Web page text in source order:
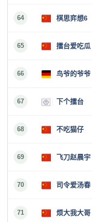
64 棋思弈想6
65 擂台爱吃瓜
66 鸟爷的爷爷
67 下个擂台
68 不吃猫仔
69 飞刀赵晨宇
70 司令爱汤春
71 烦大我大哥